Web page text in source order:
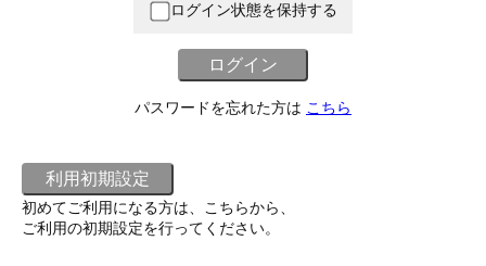
ログイン状態を保持する
パスワードを忘れた方は こちら
初めてご利用になる方は、こちらから、
ご利用の初期設定を行ってください。